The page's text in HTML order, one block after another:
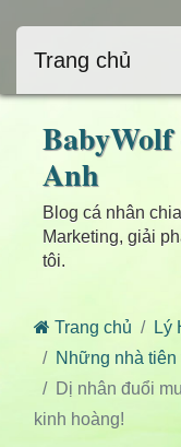
Trang chủ
BabyWolf
Anh
Blog cá nhân
Marketing, giải
tôi.
Trang chủ
Lý
Những nhà tiên
Dị nhân đuổi
kinh hoàng!